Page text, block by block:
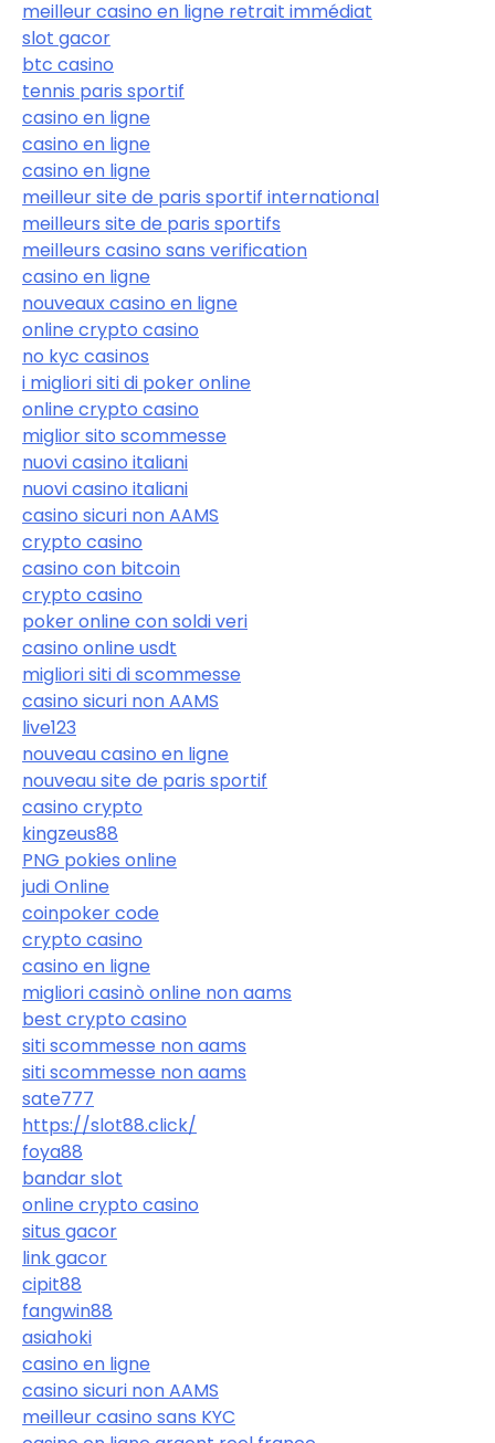
meilleur casino en ligne retrait immédiat
slot gacor
btc casino
tennis paris sportif
casino en ligne
casino en ligne
casino en ligne
meilleur site de paris sportif international
meilleurs site de paris sportifs
meilleurs casino sans verification
casino en ligne
nouveaux casino en ligne
online crypto casino
no kyc casinos
i migliori siti di poker online
online crypto casino
miglior sito scommesse
nuovi casino italiani
nuovi casino italiani
casino sicuri non AAMS
crypto casino
casino con bitcoin
crypto casino
poker online con soldi veri
casino online usdt
migliori siti di scommesse
casino sicuri non AAMS
live123
nouveau casino en ligne
nouveau site de paris sportif
casino crypto
kingzeus88
PNG pokies online
judi Online
coinpoker code
crypto casino
casino en ligne
migliori casinò online non aams
best crypto casino
siti scommesse non aams
siti scommesse non aams
sate777
https://slot88.click/
foya88
bandar slot
online crypto casino
situs gacor
link gacor
cipit88
fangwin88
asiahoki
casino en ligne
casino sicuri non AAMS
meilleur casino sans KYC